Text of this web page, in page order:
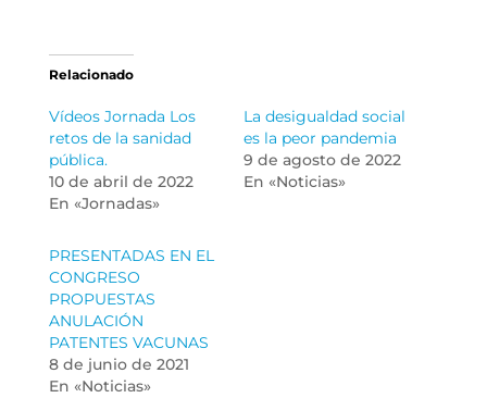
Relacionado
Vídeos Jornada Los
retos de la sanidad
pública.
10 de abril de 2022
En «Jornadas»
La desigualdad social
es la peor pandemia
9 de agosto de 2022
En «Noticias»
PRESENTADAS EN EL
CONGRESO
PROPUESTAS
ANULACIÓN
PATENTES VACUNAS
8 de junio de 2021
En «Noticias»